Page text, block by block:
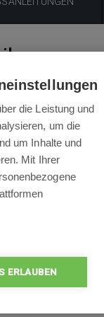
wird genutzt um
Geeignet
die Leistung und
um die
um Inhalte und
Mit Ihrer
ERLAUBEN